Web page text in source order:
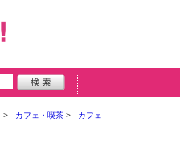
カフェ・喫茶 カフェ